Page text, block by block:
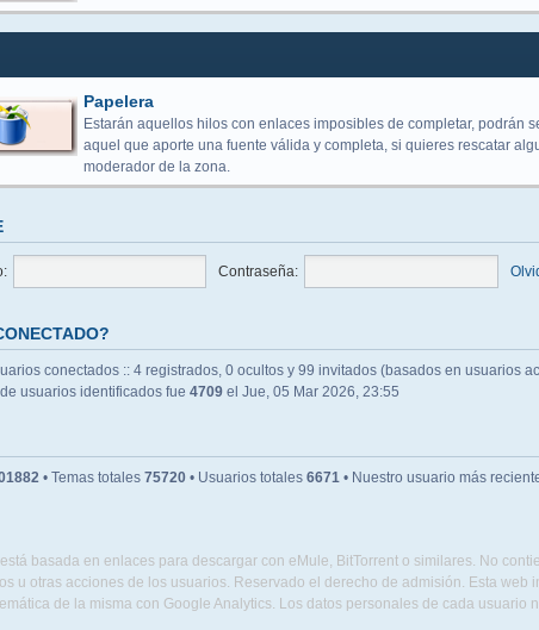
Papelera
Estarán aquellos hilos con enlaces imposibles de completar, podrán
aquel que aporte una fuente válida y completa, si quieres rescatar
moderador de la zona.
Contraseña:
conectados :: 4 registrados, 0 ocultos y 99 invitados (basados en usuarios
usuarios identificados fue 4709el Jue, 05 Mar 2026, 23:55
• Temas totales 75720• Usuarios totales 6671• Nuestro usuario más
basada en enlaces para descargar con eMule, BitTorrent o similares. No
u otras acciones de los usuarios. Reservado el derecho de admisión. Esta
de la misma con Google Analytics. Los datos personales de cada